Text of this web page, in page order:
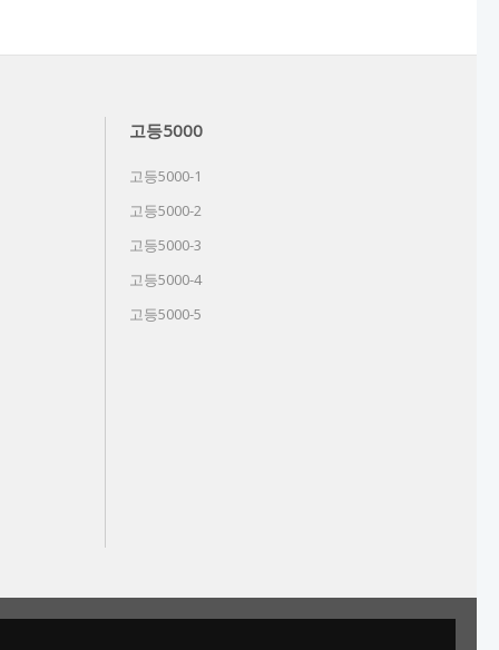
고등5000
고등5000-1
고등5000-2
고등5000-3
고등5000-4
고등5000-5